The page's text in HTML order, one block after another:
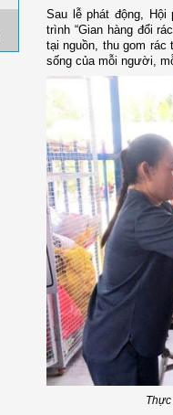
Sau lễ phát động,
trình “Gian hàng đổi
tại nguồn, thu gom
sống của mỗi người,